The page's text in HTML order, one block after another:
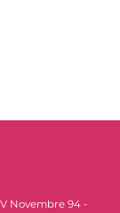
Novembre 94 -